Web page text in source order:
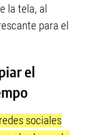
la tela, al
para el
el
sociales